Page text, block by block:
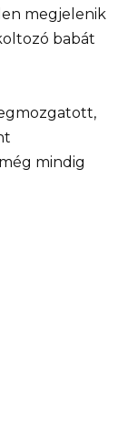
megjelenik
babát
mindig